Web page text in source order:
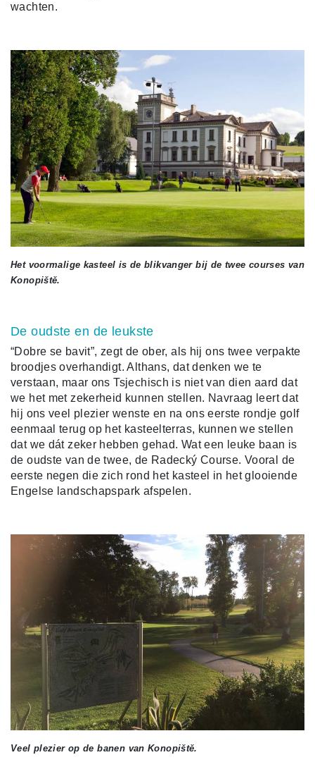
wachten.
Het voormalige kasteel is de blikvanger bij de twee courses van
Konopiště.
De oudste en de leukste
“Dobre se bavit”, zegt de ober, als hij ons twee verpakte
broodjes overhandigt. Althans, dat denken we te
verstaan, maar ons Tsjechisch is niet van dien aard dat
we het met zekerheid kunnen stellen. Navraag leert dat
hij ons veel plezier wenste en na ons eerste rondje golf
eenmaal terug op het kasteelterras, kunnen we stellen
dat we dát zeker hebben gehad. Wat een leuke baan is
de oudste van de twee, de Radecký Course. Vooral de
eerste negen die zich rond het kasteel in het glooiende
Engelse landschapspark afspelen.
Veel plezier op de banen van Konopiště.